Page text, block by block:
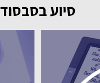
סיוע בסבסוד